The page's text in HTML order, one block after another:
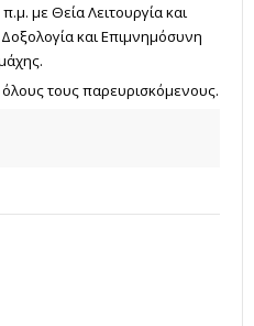
με Θεία Λειτουργία και
και Επιμνημόσυνη
τους παρευρισκόμενους.